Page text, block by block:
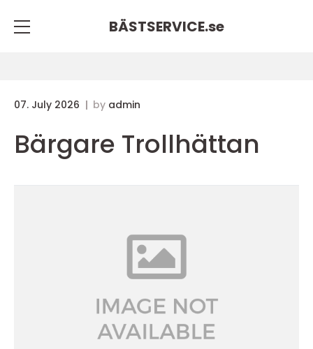
BÄSTSERVICE.se
07. July 2026 by admin
Bärgare Trollhättan